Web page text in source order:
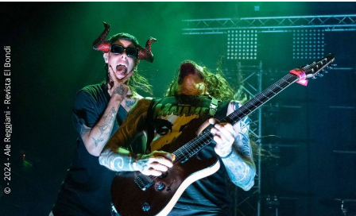
“Sumido en verde temblor”, publicó cuentos, relatos y
trabajos relacionados con la literatura y la memoria
regional, entre ellos “Aquí fue”, dedicado a los lugares
mencionados porHoracio Quiroga, y “Piedras en verde
silencio”, inspirado en la historia y el universo de San
Ignacio Miní.
el Senado si es que hay quórum.